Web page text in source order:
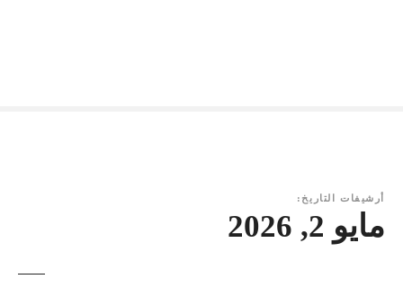
أرشيفات التاريخ:
مايو 2, 2026